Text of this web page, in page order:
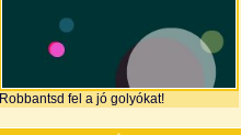
Robbantsd fel a jó golyókat!